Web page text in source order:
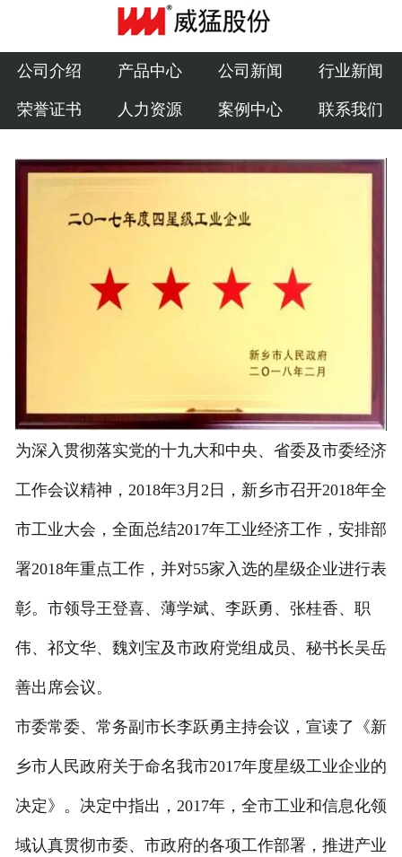
公司介绍
产品中心
公司新闻
行业新闻
案例中心
公司介绍 产品中心 公司新闻 行业新闻
荣誉证书 人力资源 案例中心 联系我们
为深入贯彻落实党的十九大和中央、省委及市委经济
工作会议精神，2018年3月2日，新乡市召开2018年全
市工业大会，全面总结2017年工业经济工作，安排部
署2018年重点工作，并对55家入选的星级企业进行表
彰。市领导王登喜、薄学斌、李跃勇、张桂香、职
伟、祁文华、魏刘宝及市政府党组成员、秘书长吴岳
善出席会议。
市委常委、常务副市长李跃勇主持会议，宣读了《新
乡市人民政府关于命名我市2017年度星级工业企业的
决定》。决定中指出，2017年，全市工业和信息化领
域认真贯彻市委、市政府的各项工作部署，推进产业